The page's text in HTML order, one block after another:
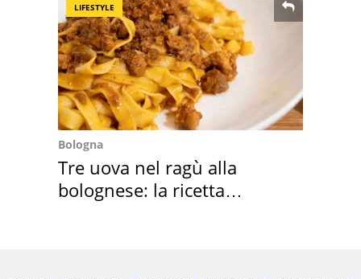
LIFESTYLE
Bologna
Tre uova nel ragù alla
bolognese: la ricetta